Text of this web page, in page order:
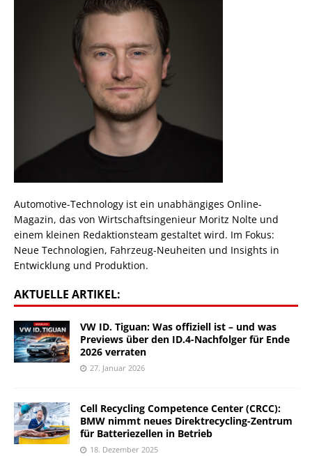
Automotive-Technology ist ein unabhängiges Online-
Magazin, das von Wirtschaftsingenieur Moritz Nolte und
einem kleinen Redaktionsteam gestaltet wird. Im Fokus:
Neue Technologien, Fahrzeug-Neuheiten und Insights in
Entwicklung und Produktion.
AKTUELLE ARTIKEL:
VW ID. Tiguan: Was offiziell ist – und was
Previews über den ID.4-Nachfolger für Ende
2026 verraten
27. Januar 2026
Cell Recycling Competence Center (CRCC):
BMW nimmt neues Direktrecycling-Zentrum
für Batteriezellen in Betrieb
18. Dezember 2025